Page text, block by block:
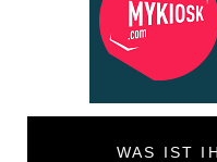
WAS IST